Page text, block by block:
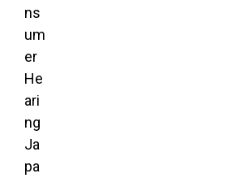
ns
um
er
He
ari
ng
Ja
pa